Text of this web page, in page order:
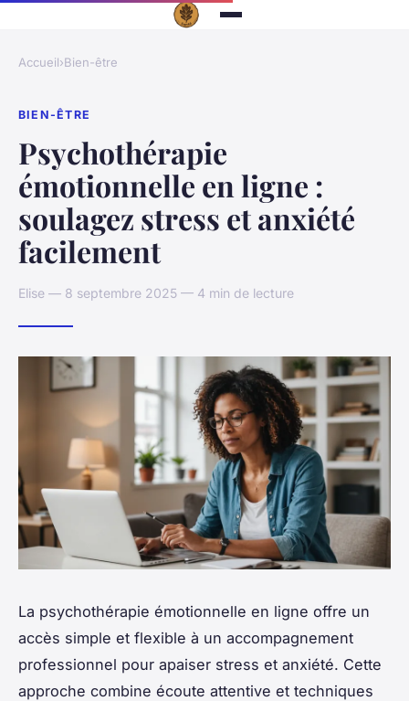
Accueil›Bien-être
BIEN-ÊTRE
Psychothérapie
émotionnelle en ligne :
soulagez stress et anxiété
facilement
Elise — 8 septembre 2025 — 4 min de lecture
La psychothérapie émotionnelle en ligne offre un
accès simple et flexible à un accompagnement
professionnel pour apaiser stress et anxiété. Cette
approche combine écoute attentive et techniques